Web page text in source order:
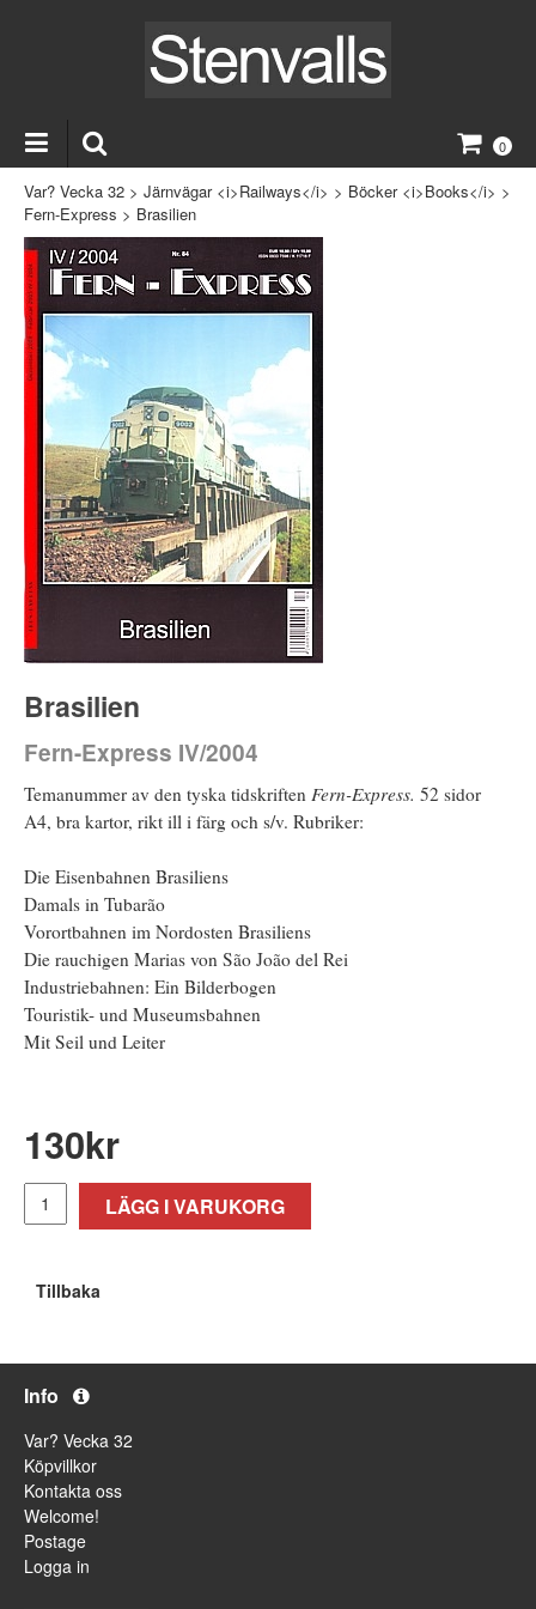
0
Var? Vecka 32 > Järnvägar <i>Railways</i> > Böcker <i>Books</i> >
Fern-Express > Brasilien
Brasilien
Fern-Express IV/2004
Temanummer av den tyska tidskriften Fern-Express. 52 sidor
A4, bra kartor, rikt ill i färg och s/v. Rubriker:
Die Eisenbahnen Brasiliens
Damals in Tubarão
Vorortbahnen im Nordosten Brasiliens
Die rauchigen Marias von São João del Rei
Industriebahnen: Ein Bilderbogen
Touristik- und Museumsbahnen
Mit Seil und Leiter
130kr
LÄGG I VARUKORG
Tillbaka
Info
Var? Vecka 32
Köpvillkor
Kontakta oss
Welcome!
Postage
Logga in